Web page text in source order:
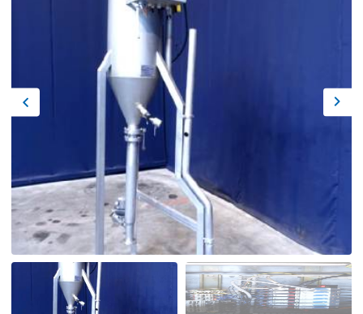
a
result.
Press
enter
to
go
to
the
selected
search
result.
Touch
device
users